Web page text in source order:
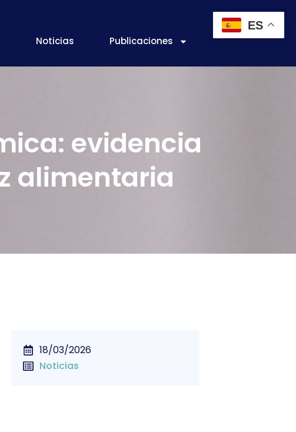
Noticias Publicaciones
evidencia
alimentaria
18/03/2026
Noticias
ES